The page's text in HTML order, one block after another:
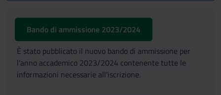
Bando di ammissione 2023/2024
È stato pubblicato il nuovo bando di ammissione per
l'anno accademico 2023/2024 contenente tutte le
informazioni necessarie all'iscrizione.